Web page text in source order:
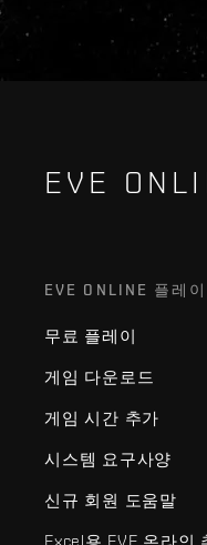
EVE
EVE ONLINE 플레이
무료 플레이
게임 다운로드
게임 시간 추가
시스템 요구사양
신규 회원 도움말
Excel용 EVE 온라인